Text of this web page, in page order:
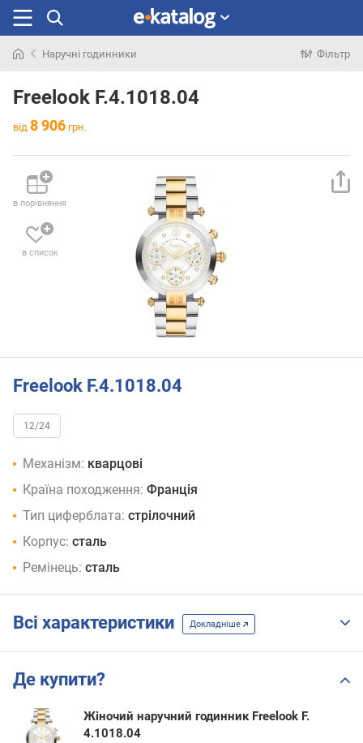
раніше
Наручні годинники Фільтр
Freelook F.4.1018.04
від 8 906 грн.
в порівняння
в список
Freelook F.4.1018.04
12/24
Механізм: кварцові
Країна походження: Франція
Тип циферблата: стрілочний
Корпус: сталь
Ремінець: сталь
Всі характеристики Докладніше
Де купити?
Жіночий наручний годинник Freelook F.
4.1018.04